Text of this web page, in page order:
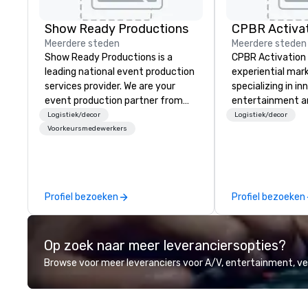
Show Ready Productions
Meerdere steden
Show Ready Productions is a
leading national event production
services provider. We are your
event production partner from
start to finish. Our team is
dedicated to making sure we
Logistiek/decor
Voorkeursmedewerkers
Profiel bezoeken
CPBR
Meerdere steden
CPBR Activation
experiential
specializing in
entertainment
brand
From concept to
team thrives on
challenges and
staying ahead
engagement
experiences,
brand moments.
Logistiek/decor
Profiel bezoeken
Op zoek naar meer leveranciersopties?
Browse voor meer leveranciers voor A/V, entertainment,